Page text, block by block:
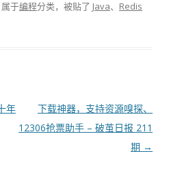
于编程分类，被贴了 Java、 Redis
年
下载神器，支持资源嗅探、
12306抢票助手 – 破茧日报 211
期 →